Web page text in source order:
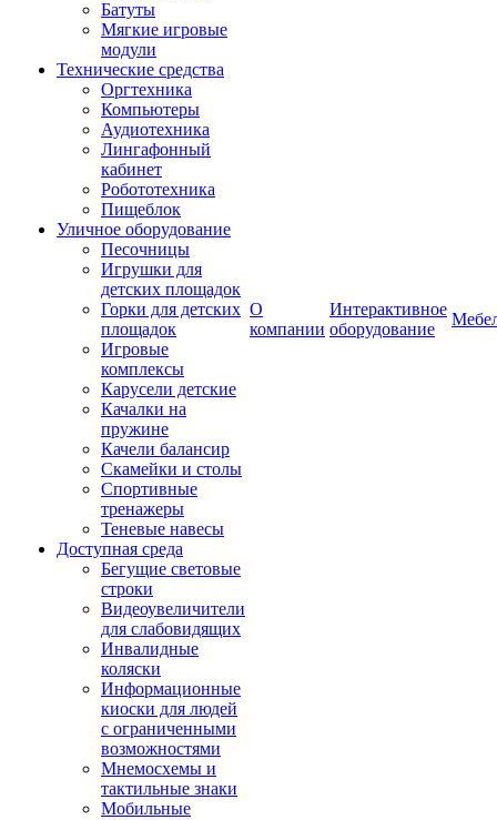
Батуты
Мягкие игровые
модули
Технические средства
Оргтехника
Компьютеры
Аудиотехника
Лингафонный
кабинет
Робототехника
Пищеблок
Уличное оборудование
Песочницы
Игрушки для
детских площадок
Горки для детских
площадок
Игровые
комплексы
Карусели детские
Качалки на
пружине
Качели балансир
Скамейки и столы
Спортивные
тренажеры
Теневые навесы
Доступная среда
Бегущие световые
строки
Видеоувеличители
для слабовидящих
Инвалидные
коляски
Информационные
киоски для людей
с ограниченными
возможностями
Мнемосхемы и
тактильные знаки
Мобильные
О
компании
Интерактивное
оборудование